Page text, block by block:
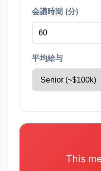
会議時間 (分)
平均給与
This